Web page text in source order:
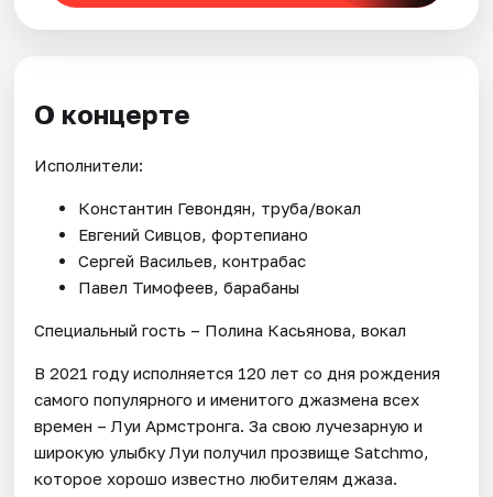
О концерте
Исполнители:
Константин Гевондян, труба/вокал
Евгений Сивцов, фортепиано
Сергей Васильев, контрабас
Павел Тимофеев, барабаны
Специальный гость – Полина Касьянова, вокал
В 2021 году исполняется 120 лет со дня рождения
самого популярного и именитого джазмена всех
времен – Луи Армстронга. За свою лучезарную и
широкую улыбку Луи получил прозвище Satchmo,
которое хорошо известно любителям джаза.